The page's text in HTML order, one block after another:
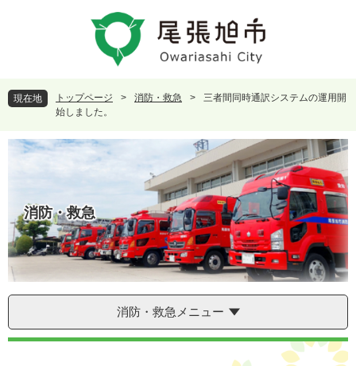
頭
で
。
飛
ば
て
現在地 トップページ > 消防・救急 >
三者間同時通訳システムの運用開
始しました。
消防・救急
消防・救急メニュー
本